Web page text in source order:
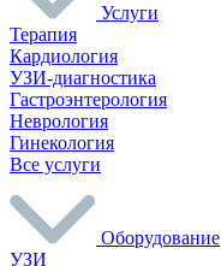
Услуги
Терапия
Кардиология
УЗИ-диагностика
Гастроэнтерология
Неврология
Гинекология
Все услуги
Оборудование
УЗИ